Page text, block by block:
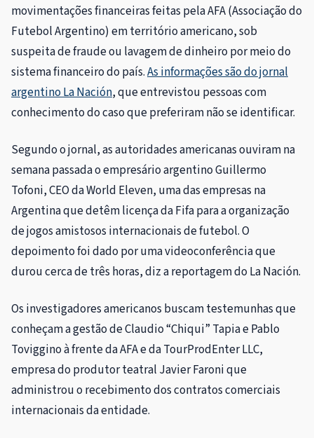
movimentações financeiras feitas pela AFA (Associação do
Futebol Argentino) em território americano, sob
suspeita de fraude ou lavagem de dinheiro por meio do
sistema financeiro do país.As informações são do jornal
argentino La Nación, que entrevistou pessoas com
conhecimento do caso que preferiram não se identificar.
Segundo o jornal, as autoridades americanas ouviram na
semana passada o empresário argentino Guillermo
Tofoni, CEO da World Eleven, uma das empresas na
Argentina que detêm licença da Fifa para a organização
de jogos amistosos internacionais de futebol. O
depoimento foi dado por uma videoconferência que
durou cerca de três horas, diz a reportagem do La Nación.
Os investigadores americanos buscam testemunhas que
conheçam a gestão de Claudio “Chiqui” Tapia e Pablo
Toviggino à frente da AFA e da TourProdEnter LLC,
empresa do produtor teatral Javier Faroni que
administrou o recebimento dos contratos comerciais
internacionais da entidade.